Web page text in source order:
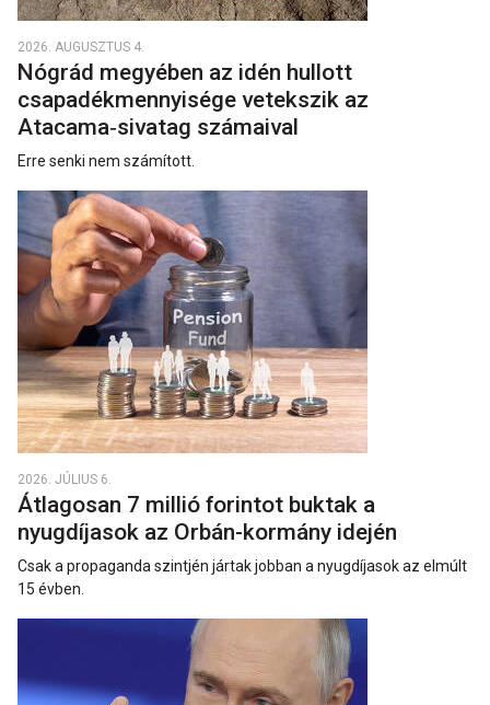
2026. AUGUSZTUS 4.
Nógrád megyében az idén hullott
csapadékmennyisége vetekszik az
Atacama‑sivatag számaival
Erre senki nem számított.
2026. JÚLIUS 6.
Átlagosan 7 millió forintot buktak a
nyugdíjasok az Orbán-kormány idején
Csak a propaganda szintjén jártak jobban a nyugdíjasok az elmúlt
15 évben.